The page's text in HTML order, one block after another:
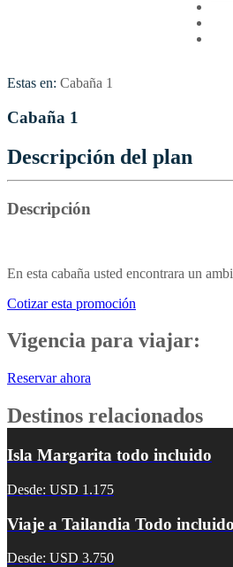
Estas en: Cabaña 1
Cabaña 1
Descripción del plan
Descripción
En esta cabaña usted encontrara un
Cotizar esta promoción
Vigencia para viajar:
Reservar ahora
Destinos relacionados
Isla Margarita todo incluido
Desde: USD 1.175
Viaje a Tailandia Todo incluido
Desde: USD 3.750